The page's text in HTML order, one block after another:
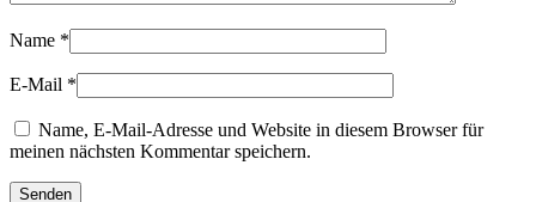
Name *
E-Mail *
Name, E-Mail-Adresse und Website in diesem Browser für
meinen nächsten Kommentar speichern.